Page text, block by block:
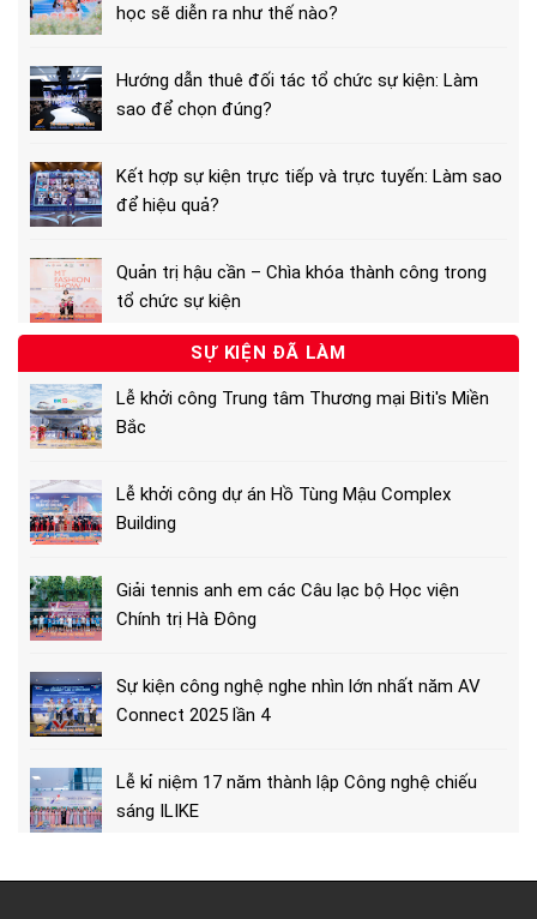
học sẽ diễn ra như thế nào?
Hướng dẫn thuê đối tác tổ chức sự kiện: Làm
sao để chọn đúng?
Kết hợp sự kiện trực tiếp và trực tuyến: Làm sao
để hiệu quả?
Quản trị hậu cần – Chìa khóa thành công trong
tổ chức sự kiện
SỰ KIỆN ĐÃ LÀM
Lễ khởi công Trung tâm Thương mại Biti's Miền
Bắc
Lễ khởi công dự án Hồ Tùng Mậu Complex
Building
Giải tennis anh em các Câu lạc bộ Học viện
Chính trị Hà Đông
Sự kiện công nghệ nghe nhìn lớn nhất năm AV
Connect 2025 lần 4
Lễ kỉ niệm 17 năm thành lập Công nghệ chiếu
sáng ILIKE